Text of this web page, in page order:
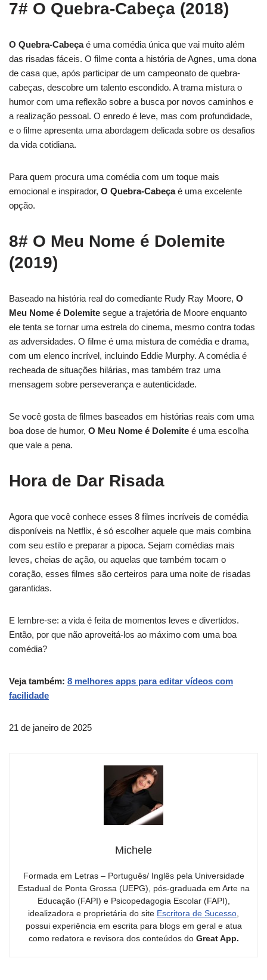
7# O Quebra-Cabeça (2018)
O Quebra-Cabeçaé uma comédia única que vai muito além
das risadas fáceis. O filme conta a história de Agnes, uma dona
de casa que, após participar de um campeonato de quebra-
cabeças, descobre um talento escondido. A trama mistura o
humor com uma reflexão sobre a busca por novos caminhos e
a realização pessoal. O enredo é leve, mas com profundidade,
e o filme apresenta uma abordagem delicada sobre os desafios
da vida cotidiana.
Para quem procura uma comédia com um toque mais
emocional e inspirador, O Quebra-Cabeçaé uma excelente
opção.
8# O Meu Nome é Dolemite
(2019)
Baseado na história real do comediante Rudy Ray Moore, O
Meu Nome é Dolemite segue a trajetória de Moore enquanto
ele tenta se tornar uma estrela do cinema, mesmo contra todas
as adversidades. O filme é uma mistura de comédia e drama,
com um elenco incrível, incluindo Eddie Murphy. A comédia é
recheada de situações hilárias, mas também traz uma
mensagem sobre perseverança e autenticidade.
Se você gosta de filmes baseados em histórias reais com uma
boa dose de humor, O Meu Nome é Dolemite é uma escolha
que vale a pena.
Hora de Dar Risada
Agora que você conhece esses 8 filmes incríveis de comédia
disponíveis na Netflix, é só escolher aquele que mais combina
com seu estilo e preparar a pipoca. Sejam comédias mais
leves, cheias de ação, ou aquelas que também tocam o
coração, esses filmes são certeiros para uma noite de risadas
garantidas.
E lembre-se: a vida é feita de momentos leves e divertidos.
Então, por que não aproveitá-los ao máximo com uma boa
comédia?
Veja também: 8 melhores apps para editar vídeos com
facilidade
21 de janeiro de 2025
Michele
Formada em Letras – Português/ Inglês pela Universidade
Estadual de Ponta Grossa (UEPG), pós-graduada em Arte na
Educação (FAPI) e Psicopedagogia Escolar (FAPI),
idealizadora e proprietária do site Escritora de Sucesso
possui experiência em escrita para blogs em geral e atua
como redatora e revisora dos conteúdos do Great App.